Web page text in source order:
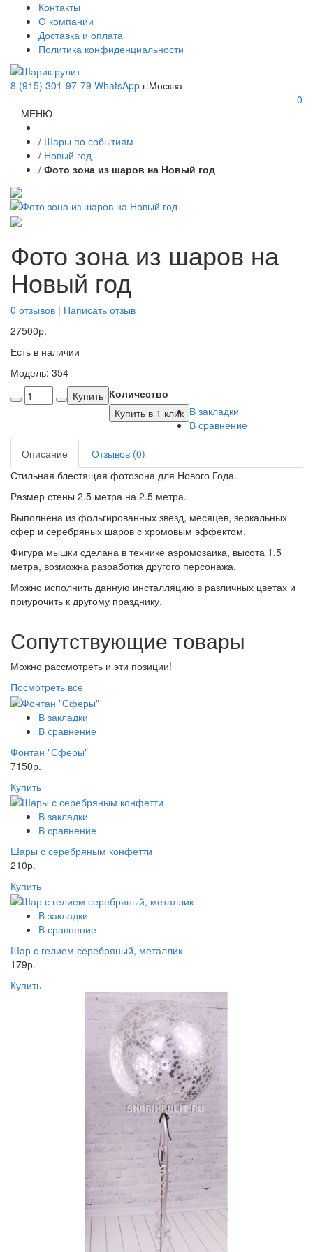
Контакты
О компании
Доставка и оплата
Политика конфиденциальности
8 (915) 301-97-79 WhatsApp г.Москва
0
МЕНЮ
/ Шары по событиям
/ Новый год
/ Фото зона из шаров на Новый год
Фото зона из шаров на
Новый год
0 отзывов | Написать отзыв
27500р.
Есть в наличии
Модель: 354
Количество
Купить
Купить в 1 клик В закладки
В сравнение
Описание
Отзывов (0)
Стильная блестящая фотозона для Нового Года.
Размер стены 2.5 метра на 2.5 метра.
Выполнена из фольгированных звезд, месяцев, зеркальных
сфер и серебряных шаров с хромовым эффектом.
Фигура мышки сделана в технике аэромозаика, высота 1.5
метра, возможна разработка другого персонажа.
Можно исполнить данную инсталляцию в различных цветах и
приурочить к другому празднику.
Сопутствующие товары
Можно рассмотреть и эти позиции!
Посмотреть все
В закладки
В сравнение
Фонтан "Сферы"
7150р.
Купить
В закладки
В сравнение
Шары с серебряным конфетти
210р.
Купить
В закладки
В сравнение
Шар с гелием серебряный, металлик
179р.
Купить